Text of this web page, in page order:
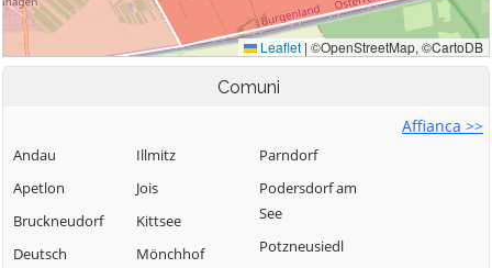
Comuni
Affianca >>
Andau
Apetlon
Bruckneudorf
Deutsch
Illmitz
Jois
Kittsee
Mönchhof
Parndorf
Podersdorf am
See
Potzneusiedl